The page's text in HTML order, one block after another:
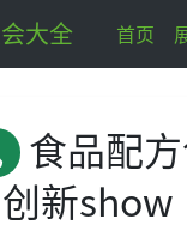
大全 首页
食品配
新show